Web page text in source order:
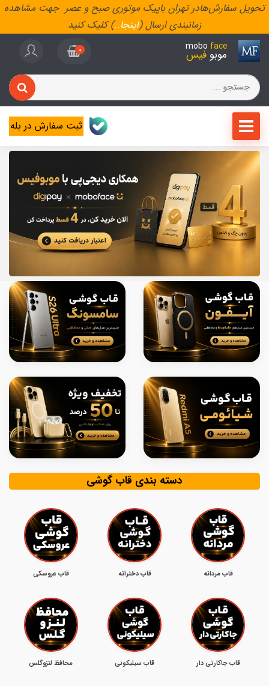
تحویل سفارش‌هادر تهران باپیک موتوری صبح و عصر جهت مشاهده
زمانبندی ارسال (اینجا..) کلیک کنید
mobo face
موبو فیس 0
ثبت سفارش در بله
دسته بندی قاب گوشی
قاب مردانه قاب دخترانه قاب عروسکی
قاب جاکارتی دار قاب سیلیکونی محافظ لنزوگلس